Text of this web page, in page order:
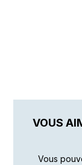
VOUS
Vous